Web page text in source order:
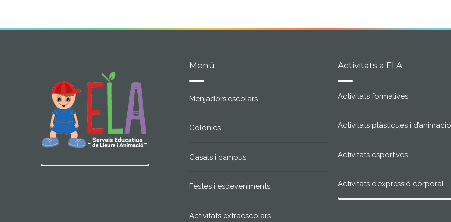
Menú
Menjadors escolars
Colònies
Casals i campus
Festes i esdeveniments
Activitats extraescolars
Activitats a ELA
Activitats formatives
Activitats plàstiques i d’animació
Activitats esportives
Activitats d’expressió corporal